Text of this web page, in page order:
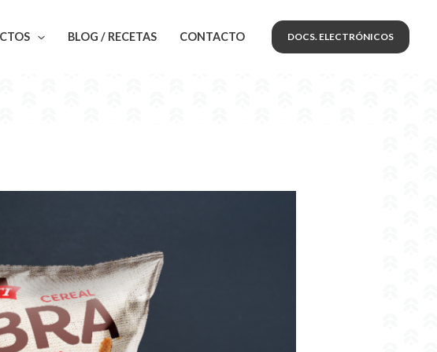
BLOG / RECETAS CONTACTO DOCS. ELECTRÓNICOS